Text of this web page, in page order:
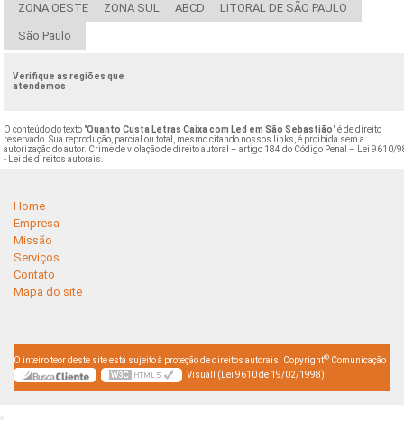
ZONA OESTE ZONA SUL ABCD LITORAL DE SÃO PAULO
São Paulo
Verifique as regiões que
atendemos
O conteúdo do texto "Quanto Custa Letras Caixa com Led em São Sebastião" é de direito
reservado. Sua reprodução, parcial ou total, mesmo citando nossos links, é proibida sem a
autorização do autor. Crime de violação de direito autoral – artigo 184 do Código Penal –
Lei 9610/
- Lei de direitos autorais
Home
Empresa
Missão
Serviços
Contato
Mapa do site
O inteiro teor deste site está sujeito à proteção de direitos autorais. Copyright© Comunicação
Visuall (Lei 9610 de 19/02/1998)